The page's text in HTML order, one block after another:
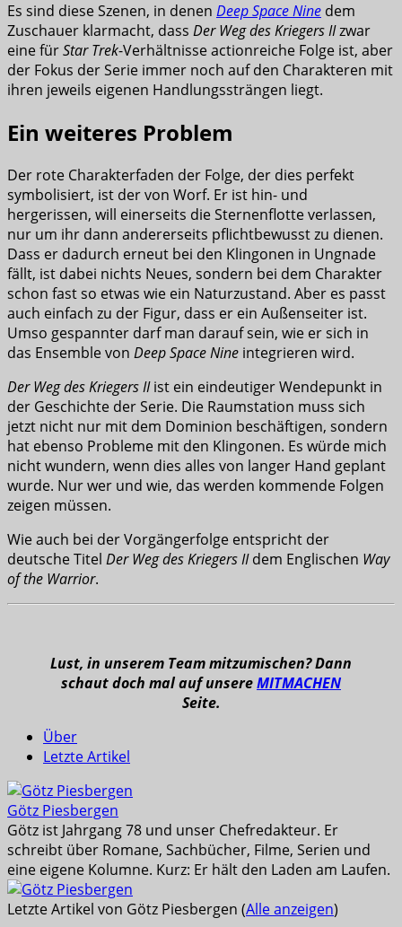
Es sind diese Szenen, in denen Deep Space Nine dem
Zuschauer klarmacht, dass Der Weg des Kriegers IIzwar
eine fürStar Trek-Verhältnisse actionreiche Folge ist, aber
der Fokus der Serie immer noch auf den Charakteren mit
ihren jeweils eigenen Handlungssträngen liegt.
Ein weiteres Problem
Der rote Charakterfaden der Folge, der dies perfekt
symbolisiert, ist der von Worf. Er ist hin- und
hergerissen, will einerseits die Sternenflotte verlassen,
nur um ihr dann andererseits pflichtbewusst zu dienen.
Dass er dadurch erneut bei den Klingonen in Ungnade
fällt, ist dabei nichts Neues, sondern bei dem Charakter
schon fast so etwas wie ein Naturzustand. Aber es passt
auch einfach zu der Figur, dass er ein Außenseiter ist.
Umso gespannter darf man darauf sein, wie er sich in
das Ensemble von Deep Space Nine integrieren wird.
Der Weg des Kriegers IIist ein eindeutiger Wendepunkt in
der Geschichte der Serie. Die Raumstation muss sich
jetzt nicht nur mit dem Dominion beschäftigen, sondern
hat ebenso Probleme mit den Klingonen. Es würde mich
nicht wundern, wenn dies alles von langer Hand geplant
wurde. Nur wer und wie, das werden kommende Folgen
zeigen müssen.
Wie auch bei der Vorgängerfolge entspricht der
deutsche Titel Der Weg des Kriegers IIdem Englischen Way
of the Warrior.
Lust, in unserem Team mitzumischen? Dann
schaut doch mal auf unsereMITMACHEN
Seite.
Über
Letzte Artikel
Götz Piesbergen
Götz ist Jahrgang 78 und unser Chefredakteur. Er
schreibt über Romane, Sachbücher, Filme, Serien und
eine eigene Kolumne. Kurz: Er hält den Laden am Laufen.
Letzte Artikel von Götz Piesbergen (Alle anzeigen)